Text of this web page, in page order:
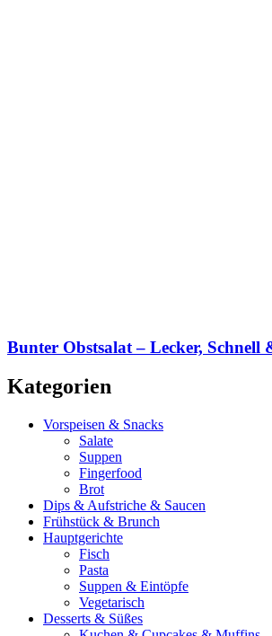
Bunter Obstsalat – Lecker, Schnell
Kategorien
Vorspeisen & Snacks
Salate
Suppen
Fingerfood
Brot
Dips & Aufstriche & Saucen
Frühstück & Brunch
Hauptgerichte
Fisch
Pasta
Suppen & Eintöpfe
Vegetarisch
Desserts & Süßes